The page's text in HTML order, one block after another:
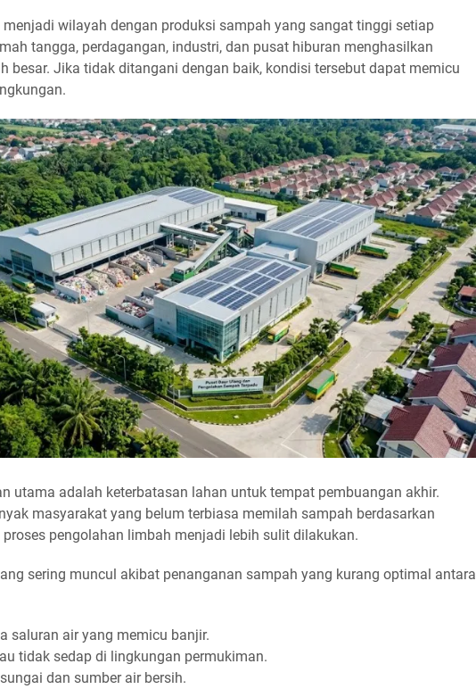
wilayah dengan produksi sampah yang sangat tinggi setiap
tangga, perdagangan, industri, dan pusat hiburan menghasilkan
besar. Jika tidak ditangani dengan baik, kondisi tersebut dapat memicu
utama adalah keterbatasan lahan untuk tempat pembuangan akhir.
masyarakat yang belum terbiasa memilah sampah berdasarkan
pengolahan limbah menjadi lebih sulit dilakukan.
sering muncul akibat penanganan sampah yang kurang optimal antara
saluran air yang memicu banjir.
tidak sedap di lingkungan permukiman.
dan sumber air bersih.